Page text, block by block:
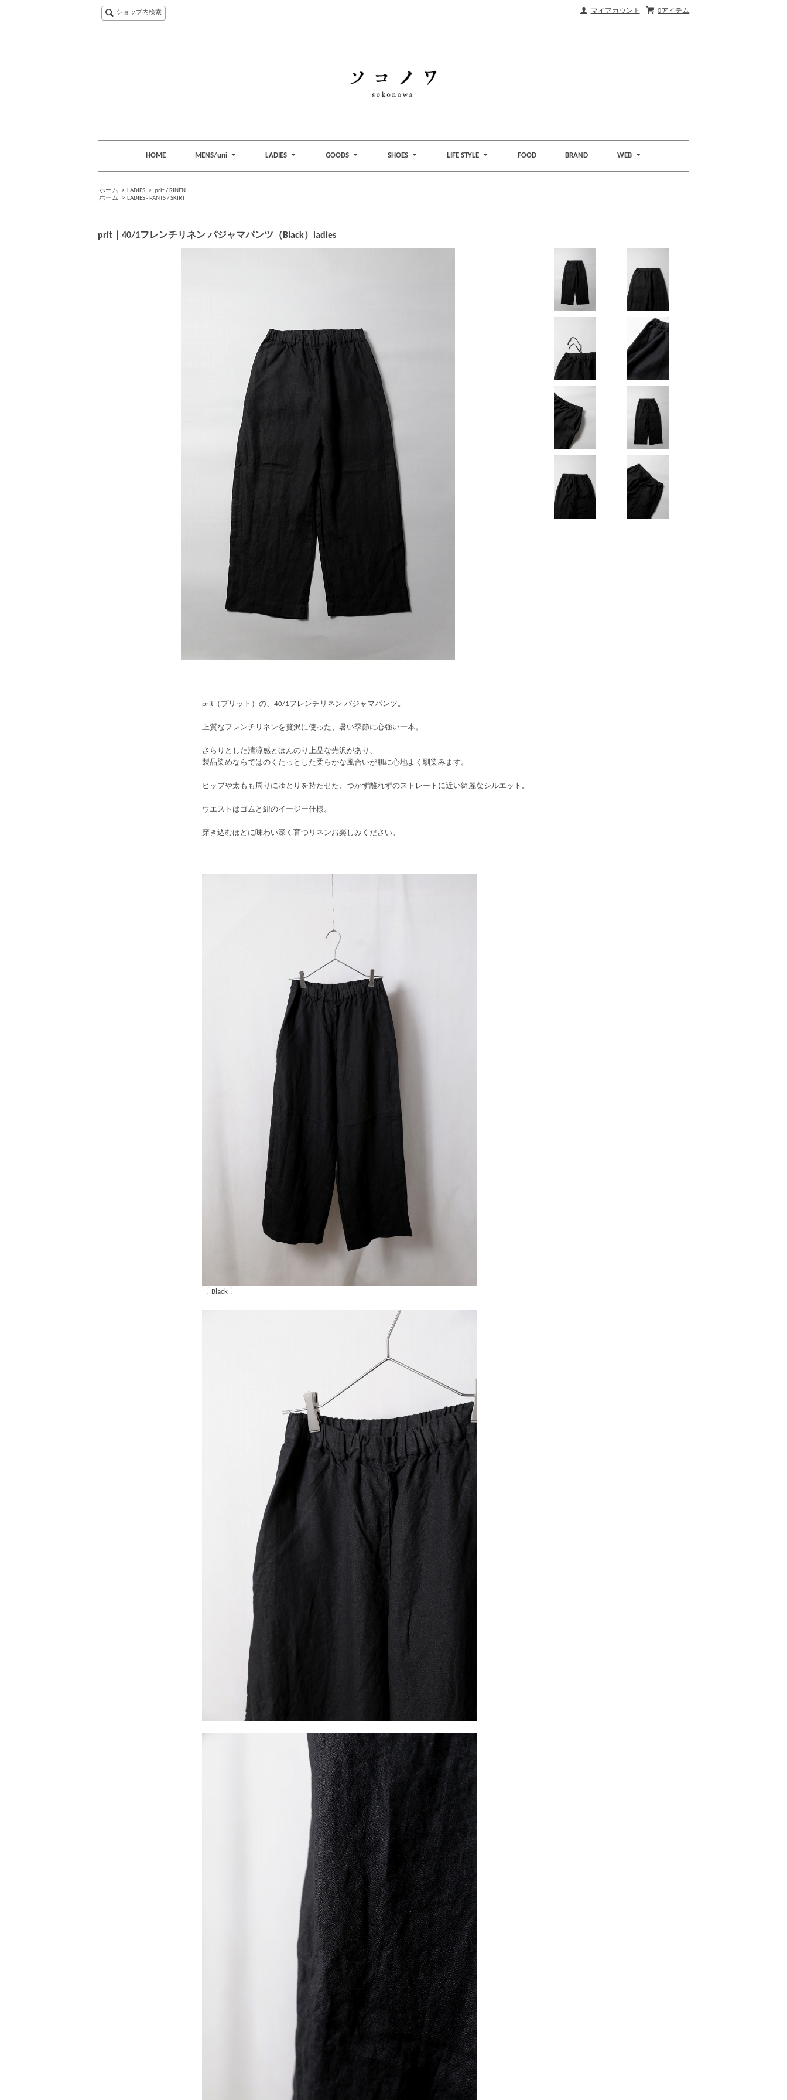
0アイテム
マイアカウント
ショップ内検索
HOME MENS/uni LADIES GOODS SHOES LIFE STYLE FOOD BRAND WEB
ホーム > LADIES > prit / RINEN
ホーム
> LADIES - PANTS / SKIRT
prit｜40/1フレンチリネン パジャマパンツ（Black）ladies
prit（プリット）の、40/1フレンチリネン パジャマパンツ。
上質なフレンチリネンを贅沢に使った、暑い季節に心強い一本。
さらりとした清涼感とほんのり上品な光沢があり、
製品染めならではのくたっとした柔らかな風合いが肌に心地よく馴染みます。
ヒップや太もも周りにゆとりを持たせた、つかず離れずのストレートに近い綺麗なシルエット。
ウエストはゴムと紐のイージー仕様。
穿き込むほどに味わい深く育つリネンお楽しみください。
〔 Black 〕